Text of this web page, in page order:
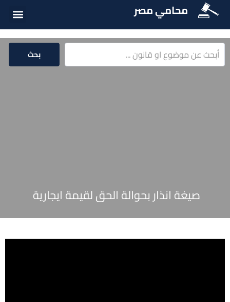
محامي مصر
بحث
صيغة انذار بحوالة الحق لقيمة ايجارية